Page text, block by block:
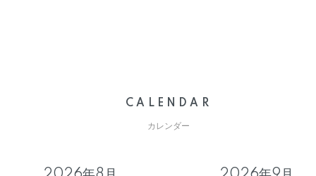
CALENDAR
カレンダー